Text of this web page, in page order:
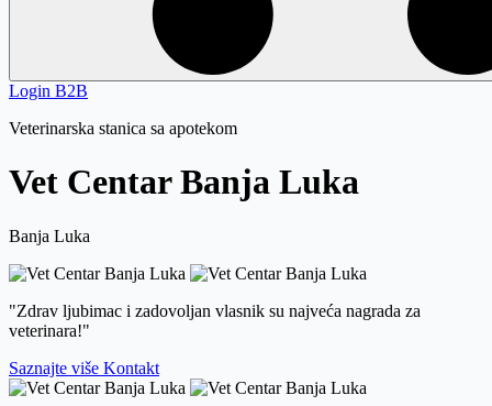
Login B2B
Veterinarska stanica sa apotekom
Vet CentarBanja Luka
Banja Luka
"Zdrav ljubimac i zadovoljan vlasnik su najveća nagrada za
veterinara!"
Saznajte više Kontakt